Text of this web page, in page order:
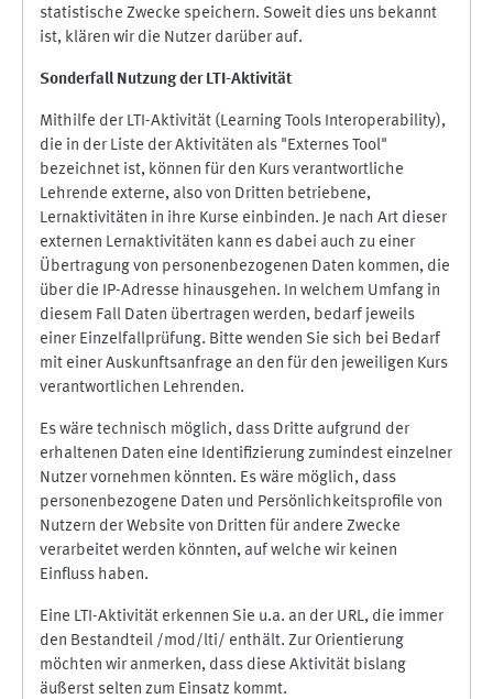
statistische Zwecke speichern. Soweit dies uns bekannt
ist, klären wir die Nutzer darüber auf.
Sonderfall Nutzung der LTI-Aktivität
Mithilfe der LTI-Aktivität (Learning Tools Interoperability),
die in der Liste der Aktivitäten als "Externes Tool"
bezeichnet ist, können für den Kurs verantwortliche
Lehrende externe, also von Dritten betriebene,
Lernaktivitäten in ihre Kurse einbinden. Je nach Art dieser
externen Lernaktivitäten kann es dabei auch zu einer
Übertragung von personenbezogenen Daten kommen, die
über die IP-Adresse hinausgehen. In welchem Umfang in
diesem Fall Daten übertragen werden, bedarf jeweils
einer Einzelfallprüfung. Bitte wenden Sie sich bei Bedarf
mit einer Auskunftsanfrage an den für den jeweiligen Kurs
verantwortlichen Lehrenden.
Es wäre technisch möglich, dass Dritte aufgrund der
erhaltenen Daten eine Identifizierung zumindest einzelner
Nutzer vornehmen könnten. Es wäre möglich, dass
personenbezogene Daten und Persönlichkeitsprofile von
Nutzern der Website von Dritten für andere Zwecke
verarbeitet werden könnten, auf welche wir keinen
Einfluss haben.
Eine LTI-Aktivität erkennen Sie u.a. an der URL, die immer
den Bestandteil /mod/lti/ enthält. Zur Orientierung
möchten wir anmerken, dass diese Aktivität bislang
äußerst selten zum Einsatz kommt.